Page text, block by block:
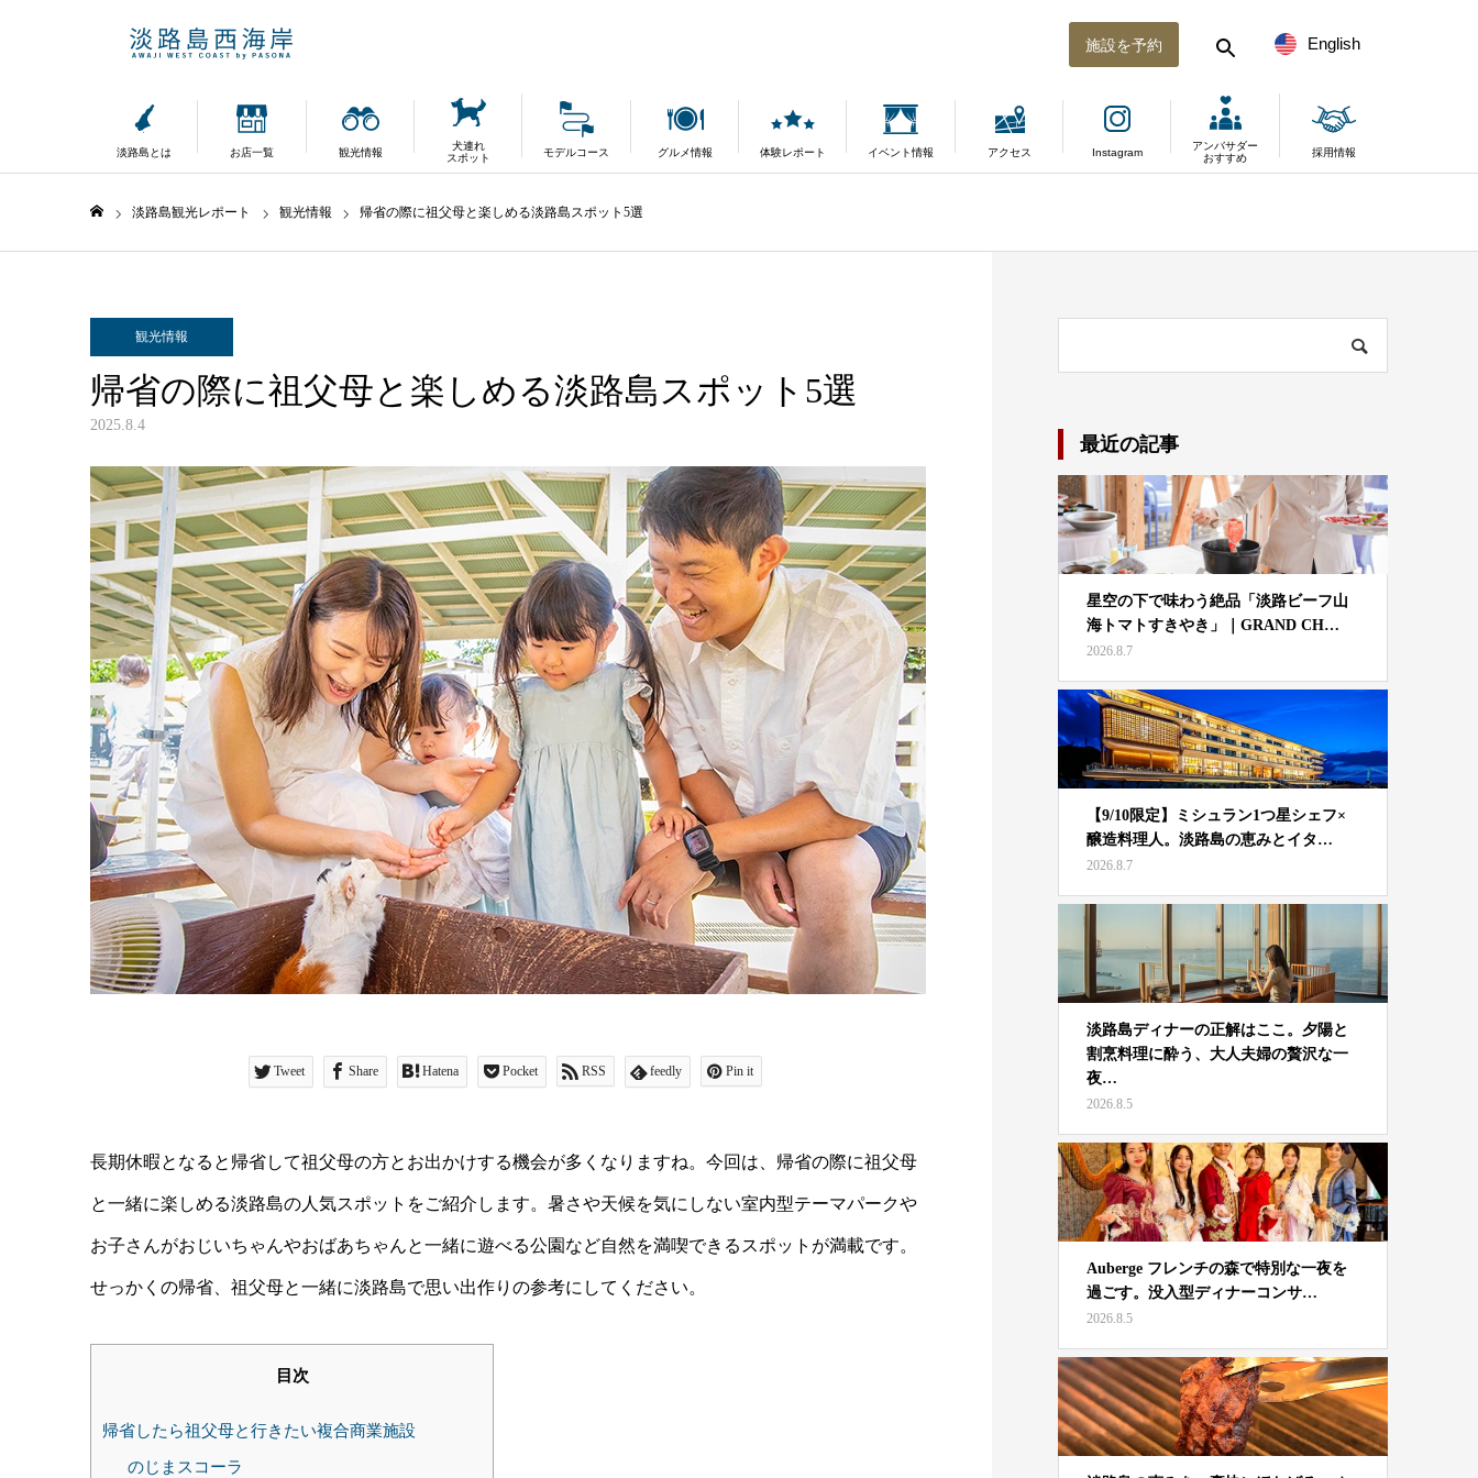
English
施設を予約
淡路島とは お店一覧 観光情報
犬連れ
スポット
モデルコース グルメ情報 体験レポート イベント情報 アクセス Instagram
アンバサダー
おすすめ
採用情報
淡路島観光レポート 観光情報 帰省の際に祖父母と楽しめる淡路島スポット5選
観光情報
帰省の際に祖父母と楽しめる淡路島スポット5選
2025.8.4
Tweet Share Hatena Pocket RSS feedly Pin it
長期休暇となると帰省して祖父母の方とお出かけする機会が多くなりますね。今回は、帰省の際に祖父母
と一緒に楽しめる淡路島の人気スポットをご紹介します。暑さや天候を気にしない室内型テーマパークや
お子さんがおじいちゃんやおばあちゃんと一緒に遊べる公園など自然を満喫できるスポットが満載です。
せっかくの帰省、祖父母と一緒に淡路島で思い出作りの参考にしてください。
目次
帰省したら祖父母と行きたい複合商業施設
のじまスコーラ
最近の記事
星空の下で味わう絶品「淡路ビーフ山
海トマトすきやき」｜GRAND CH…
2026.8.7
【9/10限定】ミシュラン1つ星シェフ×
醸造料理人。淡路島の恵みとイタ…
2026.8.7
淡路島ディナーの正解はここ。夕陽と
割烹料理に酔う、大人夫婦の贅沢な一
夜…
2026.8.5
Auberge フレンチの森で特別な一夜を
過ごす。没入型ディナーコンサ…
2026.8.5